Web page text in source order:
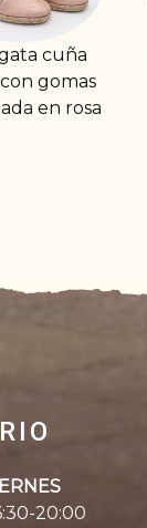
de tela
media con
talón rojo
20:00